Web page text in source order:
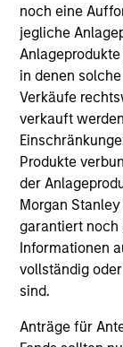
noch eine
jegliche
in denen
Verkäufe
verkauft
Produkte
der
Morgan
garantiert
Informationen
vollständig
sind.
Anträge für
investors
resilience
Global
Invests in
with strong
capital,
generation.